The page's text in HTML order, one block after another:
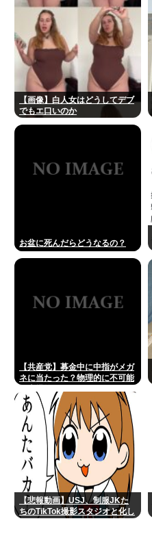
【画像】白人女はどうしてデブ
でもエ口いのか
お盆に死んだらどうなるの？
【共産党】募金中に中指がメガ
ネに当たった？物理的に不可能
【悲報動画】USJ、制服JKた
ちのTikTok撮影スタジオと化し